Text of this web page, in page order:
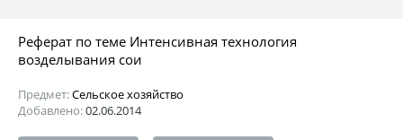
Реферат по теме Интенсивная технология
возделывания сои
Предмет:Сельское хозяйство
Добавлено:02.06.2014